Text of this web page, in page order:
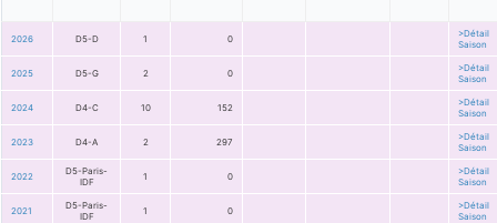
2026 D5-D 1 0
>Détail
Saison
2025 D5-G 2 0
>Détail
Saison
2024 D4-C 10 152
>Détail
Saison
2023 D4-A 2 297
>Détail
Saison
2022
D5-Paris-
IDF
1 0
>Détail
Saison
2021
D5-Paris-
IDF
1 0
>Détail
Saison